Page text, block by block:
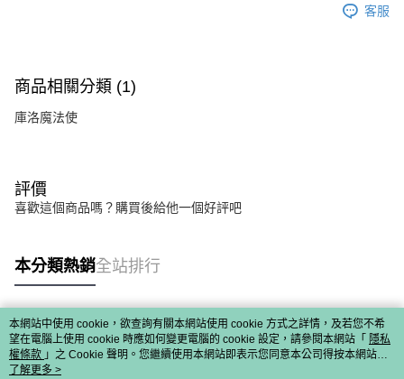
客服
商品相關分類 (1)
庫洛魔法使
評價
喜歡這個商品嗎？購買後給他一個好評吧
本分類熱銷全站排行
熱門標籤
本網站中使用 cookie，欲查詢有關本網站使用 cookie 方式之詳情，及若您不希
望在電腦上使用 cookie 時應如何變更電腦的 cookie 設定，請參閱本網站「 隱私
權條款 」之 Cookie 聲明。您繼續使用本網站即表示您同意本公司得按本網站使
用條款之 Cookie 聲明使用 cookie。
了解更多 >